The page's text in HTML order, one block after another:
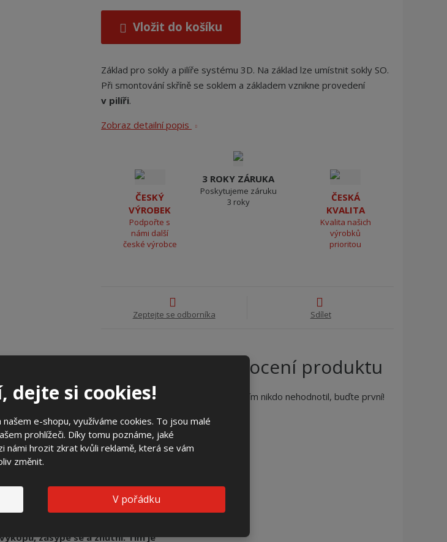
dejte si cookies!
e-shopu, využíváme cookies. To jsou malé
prohlížeči. Díky tomu poznáme, jaké
námi hrozit zkrat kvůli reklamě, která se vám
změnit.
V pořádku
Vložit do košíku
Základ pro sokly a pilíře systému 3D. Na základ lze umístnit sokly SO.
Při smontování skříně se soklem a základem vznikne provedení
v pilíři.
Zobraz detailní popis
ČESKÝ
VÝROBEK
Podpořte s
námi další
české výrobce
3 ROKY ZÁRUKA
Poskytujeme záruku
3 roky
ČESKÁ
KVALITA
Kvalita našich
výrobků
prioritou
Zeptejte se odborníka Sdílet
pro použití u pilířů připojení
země bez nutnosti betonování
nutné čekat na ztuhnutí betonu...).
EZÚ Praha. V systému skříní 3D
zasype se a zhutní. Tím je
Hodnocení produktu
Produkt zatím nikdo nehodnotil, buďte první!